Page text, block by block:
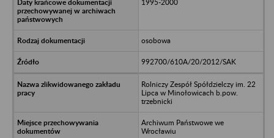
1995-2000
osobowa
992700/610A/20/2012/SAK
Rolniczy Zespół Spółdzielczy im. 22
Lipca w Minołowicach b.pow.
trzebnicki
Archiwum Państwowe we
Wrocławiu